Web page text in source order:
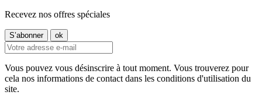
Recevez nos offres spéciales
Vous pouvez vous désinscrire à tout moment. Vous trouverez pour
cela nos informations de contact dans les conditions d'utilisation du
site.